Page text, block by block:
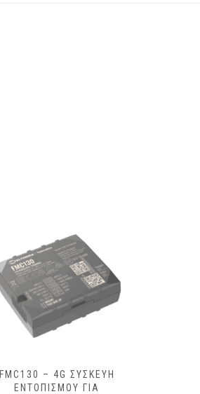
FMC130 – 4G ΣΥΣΚΕΥΉ
ΕΝΤΟΠΙΣΜΟΎ ΓΙΑ